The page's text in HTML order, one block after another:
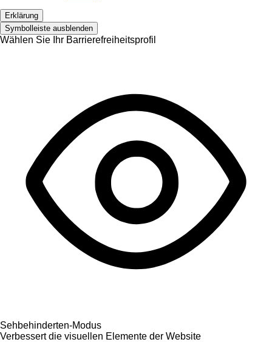
Erklärung
Symbolleiste ausblenden
Wählen Sie Ihr Barrierefreiheitsprofil
Sehbehinderten-Modus
Verbessert die visuellen Elemente der Website